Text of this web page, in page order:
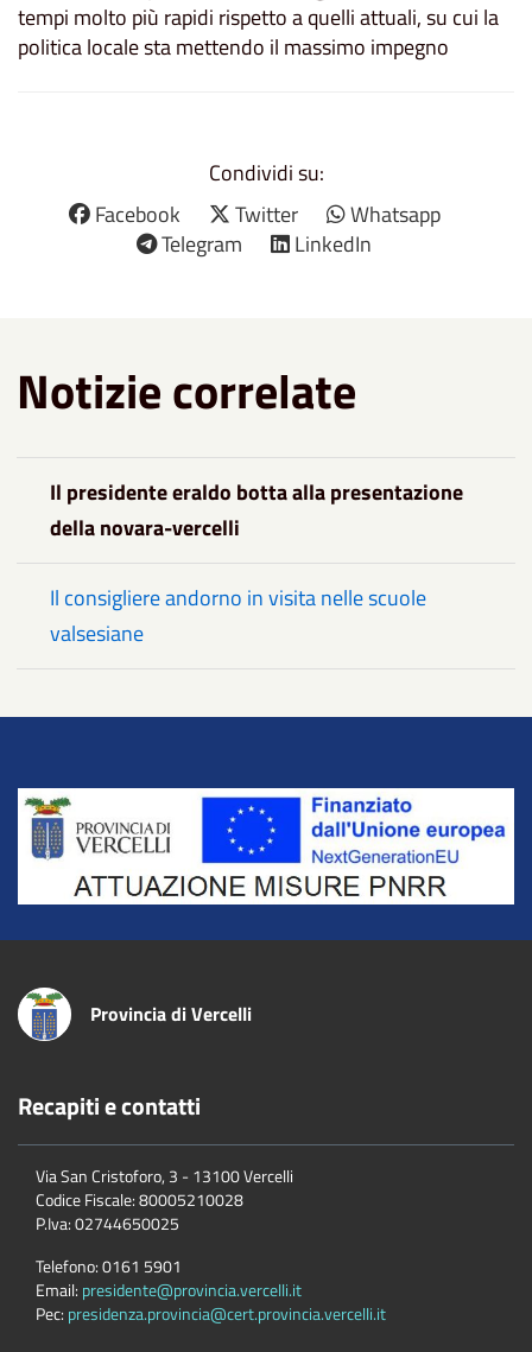
tempi molto più rapidi rispetto a quelli attuali, su cui la
politica locale sta mettendo il massimo impegno
Condividi su:
Facebook
Twitter
Whatsapp
Telegram
LinkedIn
Notizie correlate
Il presidente eraldo botta alla presentazione
della novara-vercelli
Il consigliere andorno in visita nelle scuole
valsesiane
Title
Provincia di Vercelli
Recapiti e contatti
Via San Cristoforo, 3 - 13100 Vercelli
Codice Fiscale:80005210028
P.Iva:02744650025
Telefono:0161 5901
Email: presidente@provincia.vercelli.it
Pec: presidenza.provincia@cert.provincia.vercelli.it